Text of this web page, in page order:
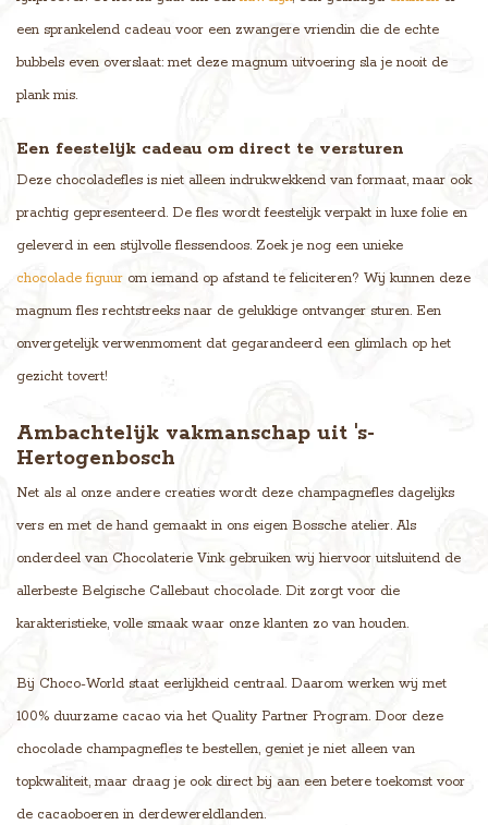
een sprankelend cadeau voor een zwangere vriendin die de echte
bubbels even overslaat: met deze magnum uitvoering sla je nooit de
plank mis.
Een feestelijk cadeau om direct te versturen
Deze chocoladefles is niet alleen indrukwekkend van formaat, maar ook
prachtig gepresenteerd. De fles wordt feestelijk verpakt in luxe folie en
geleverd in een stijlvolle flessendoos. Zoek je nog een unieke
chocolade figuur om iemand op afstand te feliciteren? Wij kunnen deze
magnum fles rechtstreeks naar de gelukkige ontvanger sturen. Een
onvergetelijk verwenmoment dat gegarandeerd een glimlach op het
gezicht tovert!
Ambachtelijk vakmanschap uit 's-
Hertogenbosch
Net als al onze andere creaties wordt deze champagnefles dagelijks
vers en met de hand gemaakt in ons eigen Bossche atelier. Als
onderdeel van Chocolaterie Vink gebruiken wij hiervoor uitsluitend de
allerbeste Belgische Callebaut chocolade. Dit zorgt voor die
karakteristieke, volle smaak waar onze klanten zo van houden.
Bij Choco-World staat eerlijkheid centraal. Daarom werken wij met
100% duurzame cacao via het Quality Partner Program. Door deze
chocolade champagnefles te bestellen, geniet je niet alleen van
topkwaliteit, maar draag je ook direct bij aan een betere toekomst voor
de cacaoboeren in derdewereldlanden.